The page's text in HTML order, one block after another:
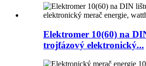
Elektromer 10(60) na
trojfázový elektronický...